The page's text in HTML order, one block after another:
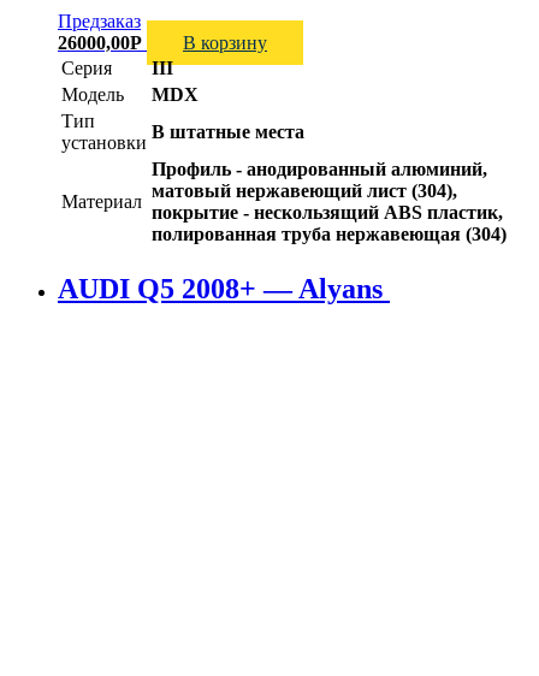
Предзаказ
26000,00Р
В корзину
Серия
III
Модель
MDX
Тип
установки
В штатные места
Материал
Профиль - анодированный алюминий,
матовый нержавеющий лист (304),
покрытие - нескользящий ABS пластик,
полированная труба нержавеющая (304)
AUDI Q5 2008+ — Alyans